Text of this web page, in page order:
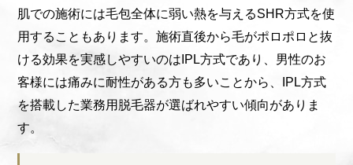
肌での施術には毛包全体に弱い熱を与えるSHR方式を使
用することもあります。施術直後から毛がポロポロと抜
ける効果を実感しやすいのはIPL方式であり、男性のお
客様には痛みに耐性がある方も多いことから、IPL方式
を搭載した業務用脱毛器が選ばれやすい傾向がありま
す。